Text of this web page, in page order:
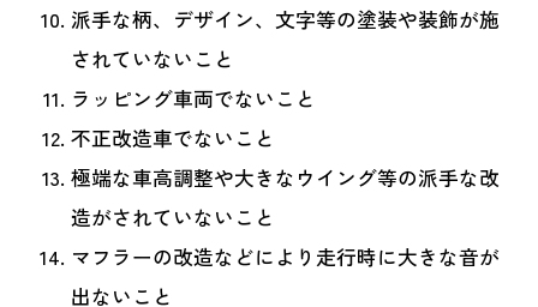
派手な柄、デザイン、文字等の塗装や装飾が施
されていないこと
ラッピング車両でないこと
不正改造車でないこと
極端な車高調整や大きなウイング等の派手な改
造がされていないこと
マフラーの改造などにより走行時に大きな音が
出ないこと